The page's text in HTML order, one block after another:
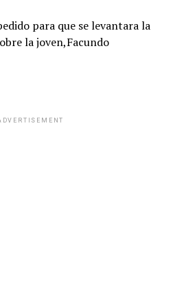
para que se levantara la
la joven,Facundo